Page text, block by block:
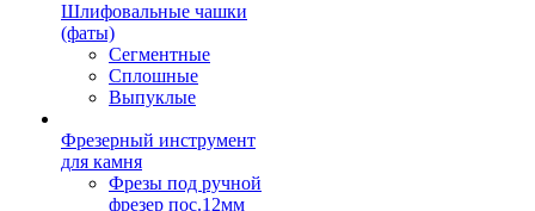
Шлифовальные чашки
(фаты)
Сегментные
Сплошные
Выпуклые
Фрезерный инструмент
для камня
Фрезы под ручной
фрезер пос.12мм